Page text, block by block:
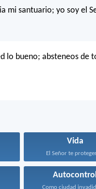
mi santuario; yo soy el
lo bueno; absteneos de
Vida
El Señor te
Como ciudad